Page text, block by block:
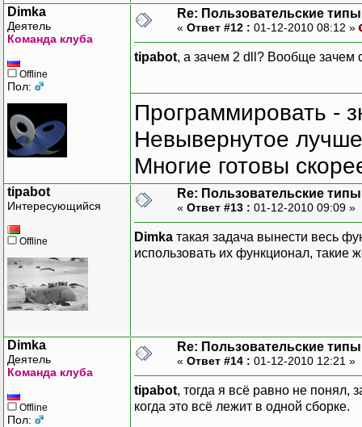
Dimka
Деятель
Команда клуба
Offline
Пол:
Re: Пользовательские
« Ответ #12 : 01-12-2010 08:12 »
tipabot, а зачем 2 dll? Вообще зачем
Программировать -
Невывернутое
Многие готовы
tipabot
Интересующийся
Offline
Re: Пользовательские
« Ответ #13 : 01-12-2010 09:09 »
Dimka такая задача вынести весь
использовать их функционал, такие
Dimka
Деятель
Команда клуба
Offline
Пол:
Re: Пользовательские
« Ответ #14 : 01-12-2010 12:21 »
tipabot, тогда я всё равно не понял,
когда это всё лежит в одной сборке.